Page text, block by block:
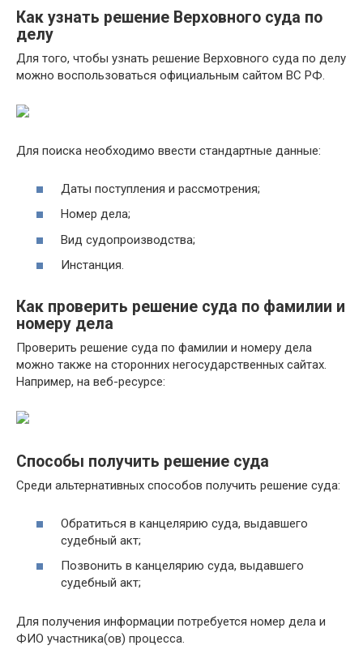
Как узнать решение Верховного суда по
делу
Для того, чтобы узнать решение Верховного суда по делу
можно воспользоваться официальным сайтом ВС РФ.
Для поиска необходимо ввести стандартные данные:
Даты поступления и рассмотрения;
Номер дела;
Вид судопроизводства;
Инстанция.
Как проверить решение суда по фамилии и
номеру дела
Проверить решение суда по фамилии и номеру дела
можно также на сторонних негосударственных сайтах.
Например, на веб-ресурсе:
Способы получить решение суда
Среди альтернативных способов получить решение суда:
Обратиться в канцелярию суда, выдавшего
судебный акт;
Позвонить в канцелярию суда, выдавшего
судебный акт;
Для получения информации потребуется номер дела и
ФИО участника(ов) процесса.